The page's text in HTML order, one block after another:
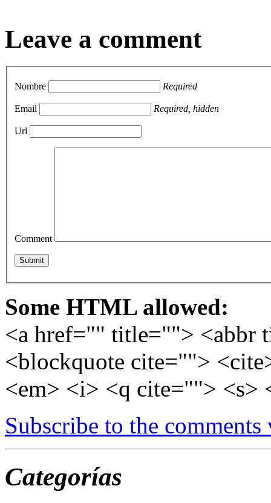
Leave a comment
Nombre Required
Email Required, hidden
Url
Comment
Some HTML allowed:
<a href="" title=""> <abbr
<blockquote cite="">
<em> <i> <q cite=""> <s>
Subscribe to the comments
Categorías